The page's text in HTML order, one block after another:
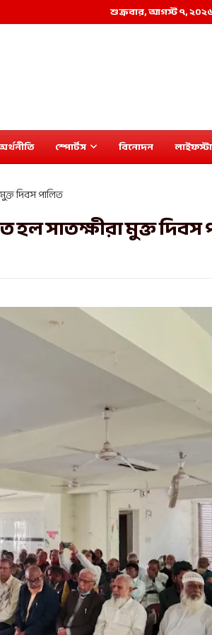
শুক্রবার, আগস্ট ৭,
স্পোর্টস বিনোদন
দিবস পালিত
হল সাতক্ষীরা মুক্ত দিবস